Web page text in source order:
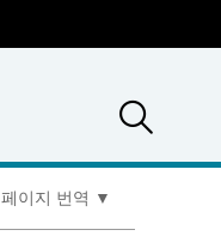
페이지 번역 ▼